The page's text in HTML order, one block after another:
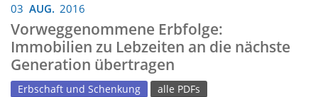
03 AUG. 2016
Vorweggenommene Erbfolge:
Immobilien zu Lebzeiten an die nächste
Generation übertragen
Erbschaft und Schenkung alle PDFs